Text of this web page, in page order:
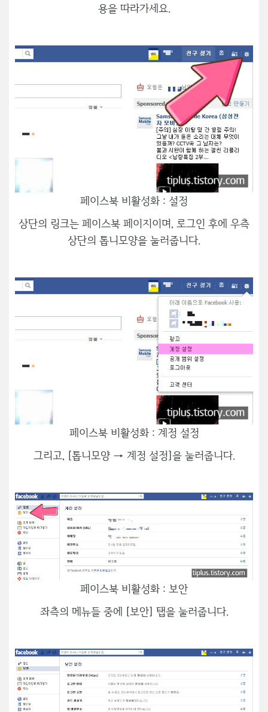
용을 따라가세요.
페이스북 비활성화 : 설정
상단의 링크는 페이스북 페이지이며, 로그인 후에 우측
상단의 톱니모양을 눌러줍니다.
페이스북 비활성화 : 계정 설정
그리고, [톱니모양 → 계정 설정]을 눌러줍니다.
페이스북 비활성화 : 보안
좌측의 메뉴들 중에 [보안] 탭을 눌러줍니다.